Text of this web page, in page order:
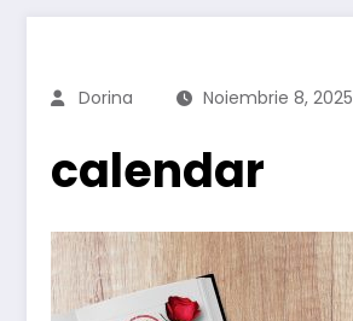
Dorina Noiembrie 8, 2025
calendar